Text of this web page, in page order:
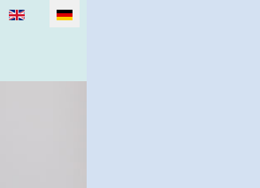
Sprache auswählen